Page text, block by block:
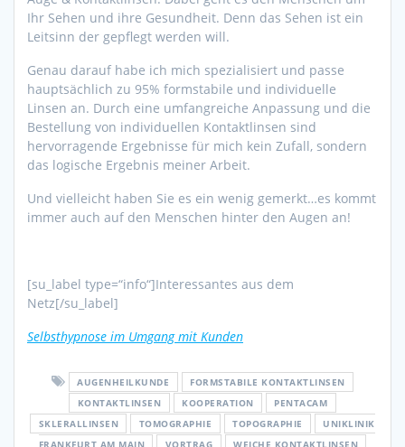
Ihr Sehen und ihre Gesundheit. Denn das Sehen ist ein
Leitsinn der gepflegt werden will.
Genau darauf habe ich mich spezialisiert und passe
hauptsächlich zu 95% formstabile und individuelle
Linsen an. Durch eine umfangreiche Anpassung und die
Bestellung von individuellen Kontaktlinsen sind
hervorragende Ergebnisse für mich kein Zufall, sondern
das logische Ergebnis meiner Arbeit.
Und vielleicht haben Sie es ein wenig gemerkt…es kommt
immer auch auf den Menschen hinter den Augen an!
[su_label type=“info“]Interessantes aus dem
Netz[/su_label]
Selbsthypnose im Umgang mit Kunden
AUGENHEILKUNDE
FORMSTABILE KONTAKTLINSEN
KONTAKTLINSEN
KOOPERATION
PENTACAM
SKLERALLINSEN
TOMOGRAPHIE TOPOGRAPHIE
UNIKLINIK
FRANKFURT AM MAIN
VORTRAG WEICHE KONTAKTLINSEN